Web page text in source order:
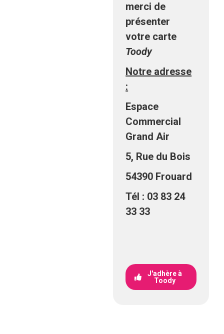
merci de
présenter
votre carte
Toody
Notre adresse
:
Espace
Commercial
Grand Air
5, Rue du Bois
54390 Frouard
Tél : 03 83 24
33 33
J'adhère à
Toody